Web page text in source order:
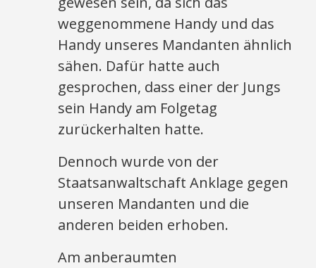
weggenommene Handy und das
Handy unseres Mandanten ähnlich
sähen. Dafür hatte auch
gesprochen, dass einer der Jungs
sein Handy am Folgetag
zurückerhalten hatte.
Dennoch wurde von der
Staatsanwaltschaft Anklage gegen
unseren Mandanten und die
anderen beiden erhoben.
Am anberaumten